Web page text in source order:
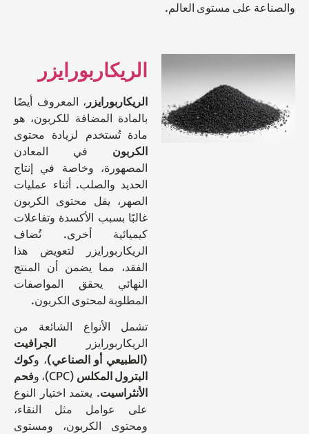
على مستوى العالم.
الريكاربورايزر
الريكاربورايزر، المعروف أيضًا
بالمادة المضافة للكربون، هو
مادة تُستخدم لزيادة محتوى
الكربونفي المعادن
المصهورة، وخاصة في إنتاج
الحديد والصلب. أثناء عمليات
الصهر، يقل محتوى الكربون
غالبًا بسبب الأكسدة وتفاعلات
كيميائية أخرى. تُضاف
الريكاربورايزر لتعويض هذا
الفقد، مما يضمن أن المنتج
النهائي يحقق المواصفات
المطلوبة لمحتوى الكربون.
تشمل الأنواع الشائعة من
الريكاربورايزرالجرافيت
(الطبيعي أو الصناعي)، وكوك
البترول المكلس (CPC)، و
فحم
الأنثراسيت. يعتمد اختيار النوع
على عوامل مثل النقاء،
ومحتوى الكربون، ومستوى